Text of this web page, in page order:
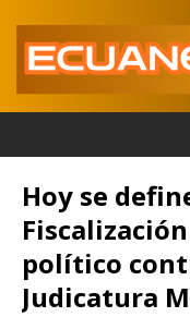
Hoy se
político
Judicatura